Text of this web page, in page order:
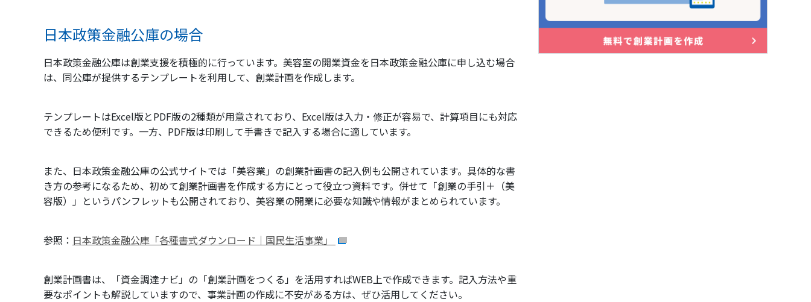
日本政策金融公庫の場合
日本政策金融公庫は創業支援を積極的に行っています。美容室の開業資金を日本政策金融公庫に申し込む場合
は、同公庫が提供するテンプレートを利用して、創業計画を作成します。
テンプレートはExcel版とPDF版の2種類が用意されており、Excel版は入力・修正が容易で、計算項目にも対応
できるため便利です。一方、PDF版は印刷して手書きで記入する場合に適しています。
また、日本政策金融公庫の公式サイトでは「美容業」の創業計画書の記入例も公開されています。具体的な書
き方の参考になるため、初めて創業計画書を作成する方にとって役立つ資料です。併せて「創業の手引＋（美
容版）」というパンフレットも公開されており、美容業の開業に必要な知識や情報がまとめられています。
参照： 日本政策金融公庫「各種書式ダウンロード｜国民生活事業」
創業計画書は、「資金調達ナビ」の「創業計画をつくる」を活用すればWEB上で作成できます。記入方法や重
要なポイントも解説していますので、事業計画の作成に不安がある方は、ぜひ活用してください。